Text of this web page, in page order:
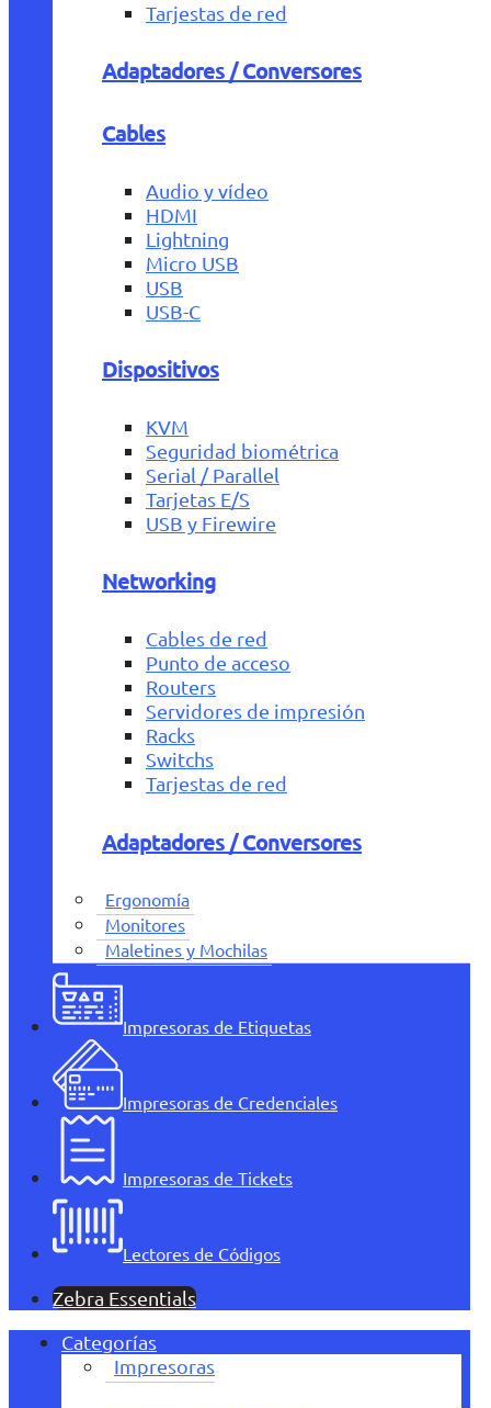
Tarjestas de red
Adaptadores / Conversores
Cables
Audio y vídeo
HDMI
Lightning
Micro USB
USB
USB-C
Dispositivos
KVM
Seguridad biométrica
Serial / Parallel
Tarjetas E/S
USB y Firewire
Networking
Cables de red
Punto de acceso
Routers
Servidores de impresión
Racks
Switchs
Tarjestas de red
Adaptadores / Conversores
Ergonomía
Monitores
Maletines y Mochilas
Impresoras de Etiquetas
Impresoras de Credenciales
Impresoras de Tickets
Lectores de Códigos
Zebra Essentials
Categorías
Impresoras